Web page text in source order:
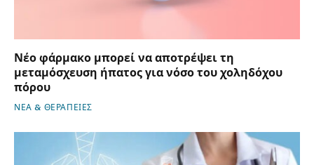
Νέο φάρμακο μπορεί να αποτρέψει τη
μεταμόσχευση ήπατος για νόσο του χοληδόχου
πόρου
ΝΕΑ & ΘΕΡΑΠΕΙΕΣ